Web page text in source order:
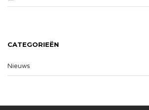
CATEGORIEËN
Nieuws